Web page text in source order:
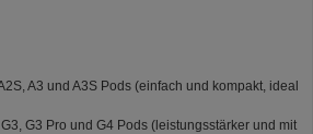
A3 und A3S Pods (einfach und kompakt, ideal
G3 Pro und G4 Pods (leistungsstärker und mit